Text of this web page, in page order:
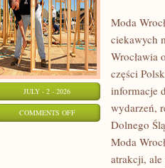
JULY - 2 - 2026
COMMENTS OFFON
Moda
ciekawych
Wrocławia
części
informacje
wydarzeń,
Dolnego
Moda
atrakcji,